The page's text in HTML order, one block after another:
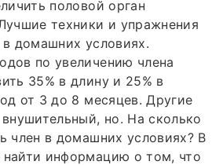
половой орган
техники и упражнения
в домашних условиях.
по увеличению члена
35% в длину и 25% в
от 3 до 8 месяцев. Другие
но. На сколько
член в домашних условиях? В
информацию о том, что